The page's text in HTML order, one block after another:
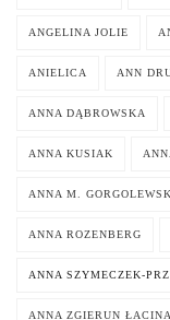
ANGELINA JOLIE
ANIELICA ANN
ANNA DĄBROWSKA
ANNA KUSIAK
ANNA M.
ANNA ROZENBERG
ANNA SZYMECZEK-
ANNA ZGIERUN ŁACINA